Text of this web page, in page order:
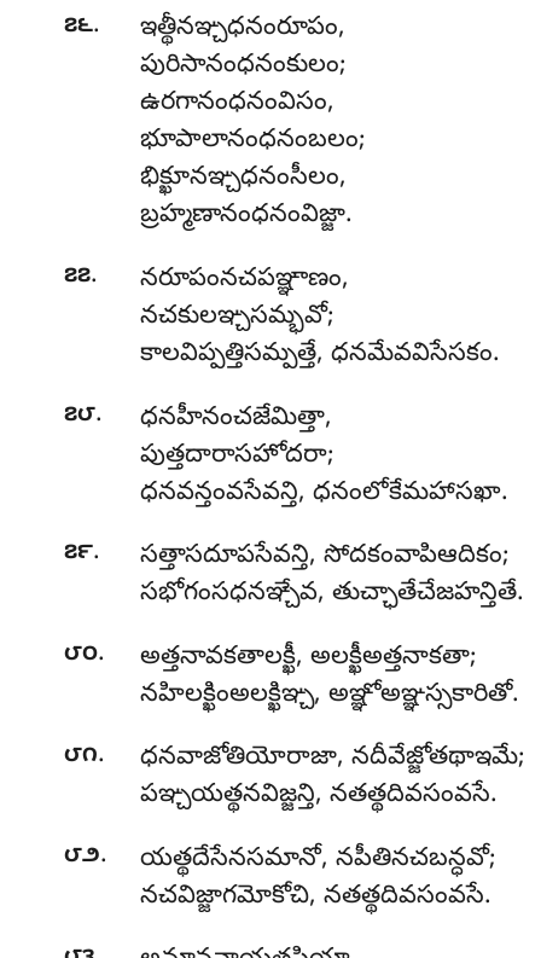
౭౬.
ఇత్థీనఞ్చధనంరూపం,
పురిసానంధనంకులం;
ఉరగానంధనంవిసం,
భూపాలానంధనంబలం;
భిక్ఖూనఞ్చధనంసీలం,
బ్రహ్మణానంధనంవిజ్జా.
౭౭. నరూపంనచపఞ్ఞాణం,
నచకులఞ్చసమ్భవో;
కాలవిప్పత్తిసమ్పత్తే, ధనమేవవిసేసకం.
౭౮.
ధనహీనంచజేమిత్తా,
పుత్తదారాసహోదరా;
ధనవన్తంవసేవన్తి, ధనంలోకేమహాసఖా.
౭౯.
సత్తాసదూపసేవన్తి, సోదకంవాపిఆదికం;
సభోగంసధనఞ్చేవ, తుచ్ఛాతేచేజహన్తితే.
౮౦. అత్తనావకతాలక్ఖీ, అలక్ఖీఅత్తనాకతా;
నహిలక్ఖింఅలక్ఖిఞ్చ, అఞ్ఞోఅఞ్ఞస్సకారితో.
౮౧.
ధనవాజోతియోరాజా, నదీవేజ్జోతథాఇమే;
పఞ్చయత్థనవిజ్జన్తి, నతత్థదివసంవసే.
౮౨. యత్థదేసేనసమానో, నపీతినచబన్ధవో;
నచవిజ్జాగమోకోచి, నతత్థదివసంవసే.